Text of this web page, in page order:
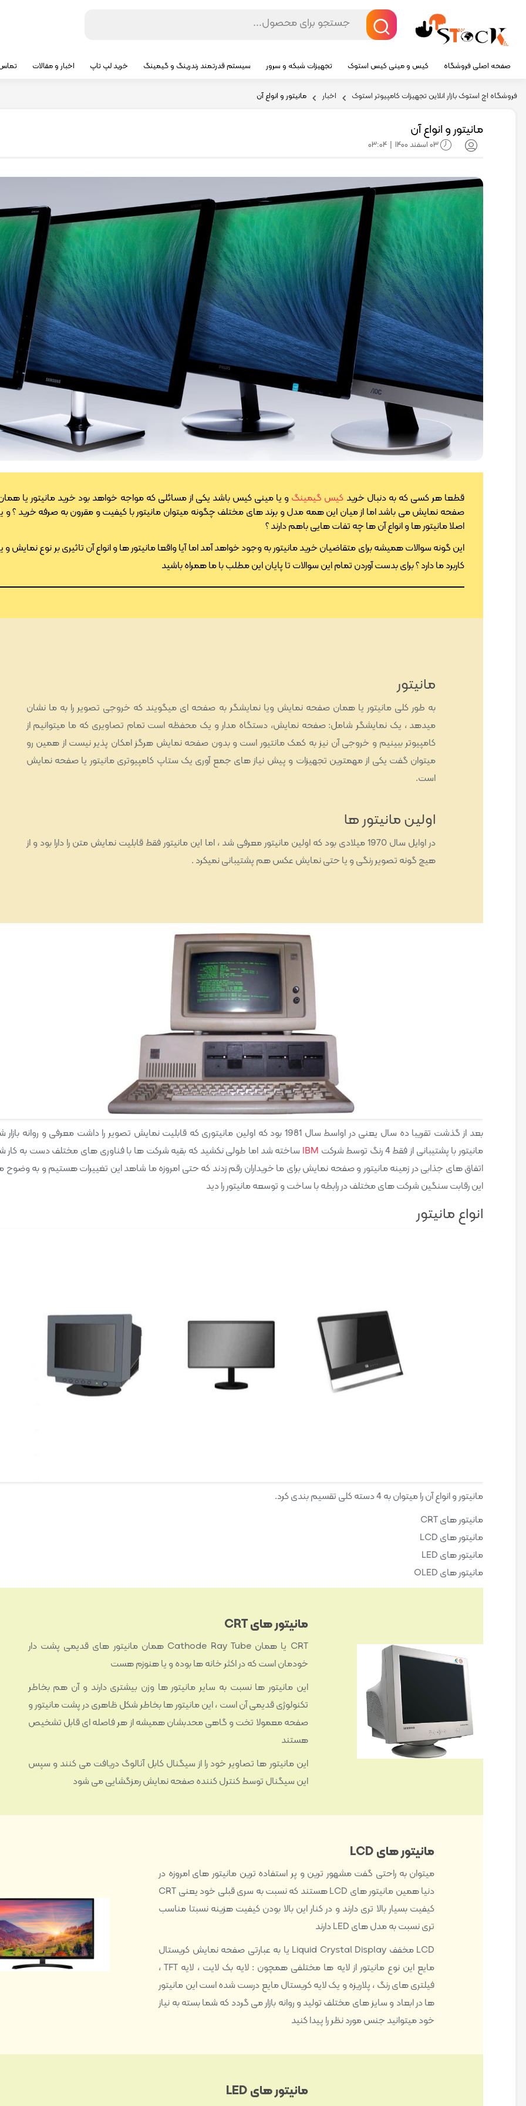
صفحه اصلی فروشگاه کیس و مینی کیس استوک تجهیزات شبکه و سرور سیستم قدرتمند رندرینگ و گیمینگ خرید لپ تاپ اخبار و مقالات تماس
فروشگاه اچ استوک بازار انلاین تجهیزات کامپیوتر استوک اخبار مانیتور و انواع آن
مانیتور و انواع آن
03 اسفند 1400 |
03:04
قطعا هر کسی که به دنبال خرید کیس گیمینگ و یا مینی کیس باشد یکی از مسائلی که مواجه خواهد بود خرید مانیتور یا
صفحه نمایش می باشد اما از میان این همه مدل و برند های مختلف چگونه میتوان مانیتور با کیفیت و مقرون به صرفه خرید ؟ و
اصلا مانیتور ها و انواع آن ها چه تفات هایی باهم دارند ؟
این گونه سوالات همیشه برای متقاضیان خرید مانیتور به وجود خواهد آمد اما آیا واقعا مانیتور ها و انواع آن تاثیری بر نوع نمایش و
کاربرد ما دارد ؟ برای بدست آوردن تمام این سوالات تا پایان این مطلب با ما همراه باشید
مانیتور
به طور کلی مانیتور یا همان صفحه نمایش ویا نمایشگر به صفحه ای میگویند که خروجی تصویر را به ما نشان
میدهد ، یک نمایشگر شامل: صفحه نمایش، دستگاه مدار و یک محفظه است تمام تصاویری که ما میتوانیم از
کامپیوتر ببینیم و خروجی آن نیز به کمک مانتیور است و بدون صفحه نمایش هرگز امکان پذیر نیست از همین رو
میتوان گفت یکی از مهمترین تجهیزات و پیش نیاز های جمع آوری یک ستاپ کامپیوتری مانیتور یا صفحه نمایش
است.
اولین مانیتور ها
در اوایل سال 1970 میلادی بود که اولین مانیتور معرفی شد ، اما این مانیتور فقط قابلیت نمایش متن را دارا بود و از
هیچ گونه تصویر رنگی و یا حتی نمایش عکس هم پشتیبانی نمیکرد .
بعد از گذشت تقریبا ده سال یعنی در اواسط سال 1981 بود که اولین مانیتوری که قابلیت نمایش تصویر را داشت معرفی و روانه
مانیتور با پشتیبانی از فقط 4 رنگ توسط شرکت
IBM ساخته شد اما طولی نکشید که بقیه شرکت ها با فناوری های مختلف دست به کار
اتفاق های جذابی در زمینه مانیتور و صفحه نمایش برای ما خریداران رقم زدند که حتی امروزه ما شاهد این تغییرات هستیم و به وضوح
این رقابت سنگین شرکت های مختلف در رابطه با ساخت و توسعه مانیتور را دید
انواع مانیتور
مانیتور و انواع آن را میتوان به 4 دسته کلی تقسیم بندی کرد.
مانیتور های CRT
مانیتور های LCD
مانیتور های LED
مانیتور های OLED
مانیتور های CRT
CRT یا همان Cathode Ray Tube همان مانیتور های قدیمی پشت دار
خودمان است که در اکثر خانه ها بوده و یا هنوزم هست
این مانیتور ها نسبت به سایر مانیتور ها وزن بیشتری دارند و آن هم بخاطر
تکنولوژی قدیمی آن است ، این مانیتور ها بخاطر شکل ظاهری در پشت مانیتور و
صفحه معمولا تخت و گاهی محدبشان همیشه از هر فاصله ای قابل تشخیص
هستند
این مانیتور ها تصاویر خود را از سیگنال کابل آنالوگ دریافت می کنند و سپس
این سیگنال توسط کنترل کننده صفحه نمایش رمزگشایی می شود
مانیتور های LCD
میتوان به راحتی گفت مشهور ترین و پر استفاده ترین مانیتور های امروزه در
دنیا همین مانیتور های LCD هستند که نسبت به سری قبلی خود یعنی CRT
کیفیت بسیار بالا تری دارند و در کنار این بالا بودن کیفیت هزینه نسبتا مناسب
تری نسبت به مدل های LED دارند
LCD مخفف Liquid Crystal Display یا به عبارتی صفحه نمایش کریستال
مایع این نوع مانیتور از لایه ها مختلفی همچون : لایه بک لایت ، لایه TFT ،
فیلتری های رنگ ، پلاریزه و یک لایه کریستال مایع درست شده است این مانیتور
ها در ابعاد و سایز های مختلف تولید و روانه بازار می گردد که شما بسته به نیاز
خود میتوانید جنس مورد نظر را پیدا کنید
مانیتور های LED